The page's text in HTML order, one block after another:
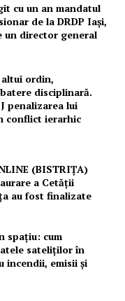
cu un an mandatul
de la DRDP Iași,
un director general
ordin,
disciplinară.
penalizarea lui
conflict ierarhic
(BISTRIȚA)
a Cetăţii
au fost finalizate
spațiu: cum
sateliților în
incendii, emisii și